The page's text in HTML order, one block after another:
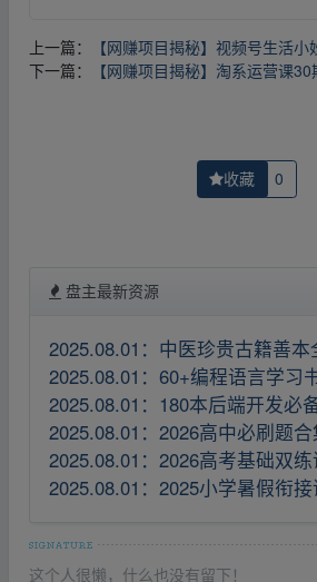
上一篇：
【网赚项目揭秘】视频号生活
下一篇：
【网赚项目揭秘】淘系运营课
收藏 0
盘主最新资源
2025.08.01：中医珍贵古籍善本
2025.08.01：60+编程语言学习
2025.08.01：180本后端开发必
2025.08.01：2026高中必刷题合
2025.08.01：2026高考基础双练
2025.08.01：2025小学暑假衔接
这个人很懒，什么也没有留下！